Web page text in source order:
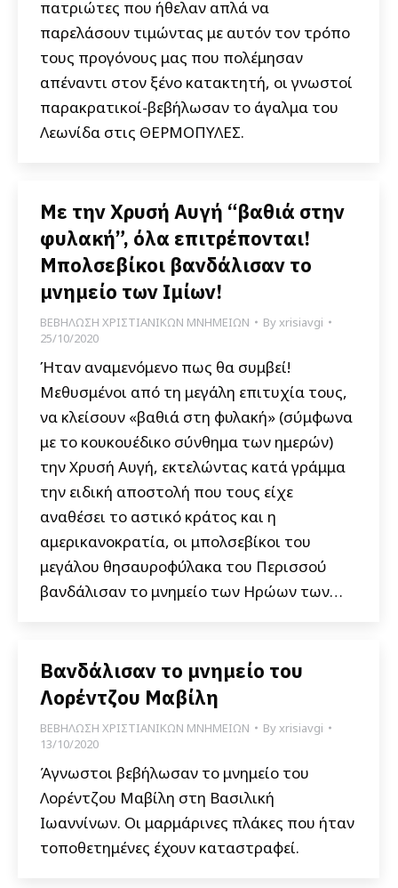
πατριώτες που ήθελαν απλά να
παρελάσουν τιμώντας με αυτόν τον τρόπο
τους προγόνους μας που πολέμησαν
απέναντι στον ξένο κατακτητή, οι γνωστοί
παρακρατικοί-βεβήλωσαν το άγαλμα του
Λεωνίδα στις ΘΕΡΜΟΠΥΛΕΣ.
Με την Χρυσή Αυγή “βαθιά στην
φυλακή”, όλα επιτρέπονται!
Μπολσεβίκοι βανδάλισαν το
μνημείο των Ιμίων!
ΒΕΒΗΛΩΣΗ ΧΡΙΣΤΙΑΝΙΚΩΝ ΜΝΗΜΕΙΩΝ Byxrisiavgi
25/10/2020
Ήταν αναμενόμενο πως θα συμβεί!
Μεθυσμένοι από τη μεγάλη επιτυχία τους,
να κλείσουν «βαθιά στη φυλακή» (σύμφωνα
με το κουκουέδικο σύνθημα των ημερών)
την Χρυσή Αυγή, εκτελώντας κατά γράμμα
την ειδική αποστολή που τους είχε
αναθέσει το αστικό κράτος και η
αμερικανοκρατία, οι μπολσεβίκοι του
μεγάλου θησαυροφύλακα του Περισσού
βανδάλισαν το μνημείο των Ηρώων των…
Βανδάλισαν το μνημείο του
Λορέντζου Μαβίλη
ΒΕΒΗΛΩΣΗ ΧΡΙΣΤΙΑΝΙΚΩΝ ΜΝΗΜΕΙΩΝ Byxrisiavgi
13/10/2020
Άγνωστοι βεβήλωσαν το μνημείο του
Λορέντζου Μαβίλη στη Βασιλική
Ιωαννίνων. Οι μαρμάρινες πλάκες που ήταν
τοποθετημένες έχουν καταστραφεί.